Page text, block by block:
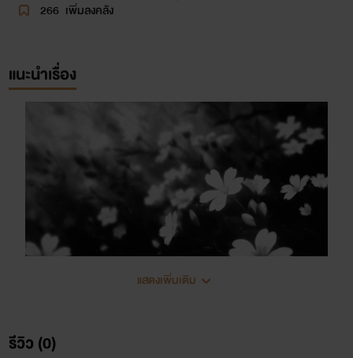
266 เพิ่มลงคลัง
แนะนำเรื่อง
แสดงเพิ่มเติม
รีวิว (0)